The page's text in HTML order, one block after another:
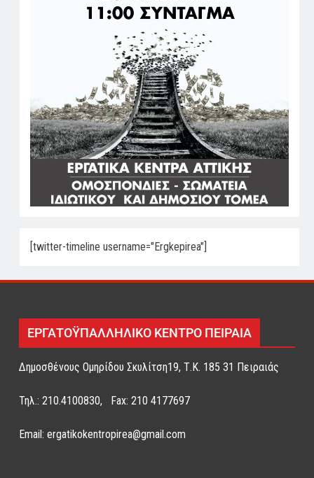
[twitter-timeline username="Ergkepirea"]
ΕΡΓΑΤΟΫΠΑΛΛΗΛΙΚΟ ΚΕΝΤΡΟ ΠΕΙΡΑΙΑ
Δημοσθένους Ομηρίδου Σκυλίτση19, Τ.Κ. 185 31 Πειραιάς
Τηλ.: 210.4100830, Fax: 210 4177697
Email: ergatikokentropirea@gmail.com